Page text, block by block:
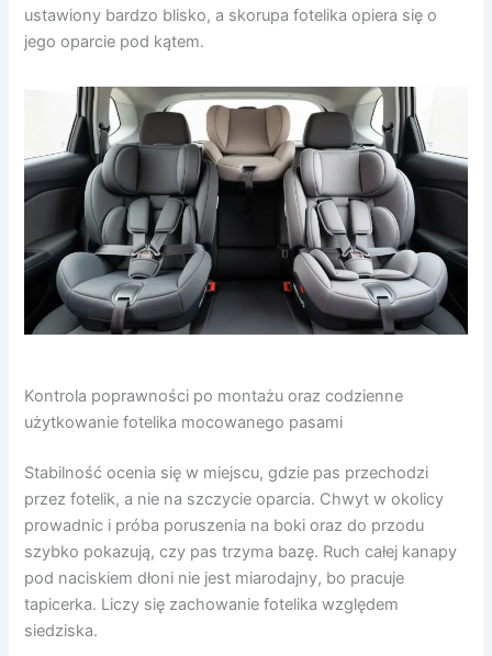
ustawiony bardzo blisko, a skorupa fotelika opiera się o
jego oparcie pod kątem.
Kontrola poprawności po montażu oraz codzienne
użytkowanie fotelika mocowanego pasami
Stabilność ocenia się w miejscu, gdzie pas przechodzi
przez fotelik, a nie na szczycie oparcia. Chwyt w okolicy
prowadnic i próba poruszenia na boki oraz do przodu
szybko pokazują, czy pas trzyma bazę. Ruch całej kanapy
pod naciskiem dłoni nie jest miarodajny, bo pracuje
tapicerka. Liczy się zachowanie fotelika względem
siedziska.